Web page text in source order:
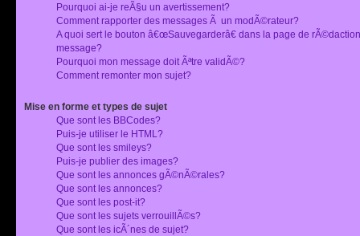
Pourquoi ai-je reÃ§u un avertissement?
Comment rapporter des messages Ã un modÃ©rateur?
A quoi sert le bouton â€œSauvegarderâ€ dans la page de
message?
Pourquoi mon message doit Ãªtre validÃ©?
Comment remonter mon sujet?
Mise en forme et types de sujet
Que sont les BBCodes?
Puis-je utiliser le HTML?
Que sont les smileys?
Puis-je publier des images?
Que sont les annonces gÃ©nÃ©rales?
Que sont les annonces?
Que sont les post-it?
Que sont les sujets verrouillÃ©s?
Que sont les icÃ´nes de sujet?